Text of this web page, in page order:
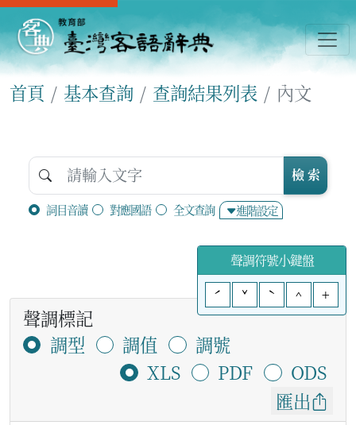
首頁 基本查詢 查詢結果列表 內文
詞目音讀 對應國語 全文查詢 進階設定
檢 索
聲調符號小鍵盤
ˊ
ˇ ˋ ^ +
聲調標記
調型
調值
調號
XLS
PDF
ODS
匯出